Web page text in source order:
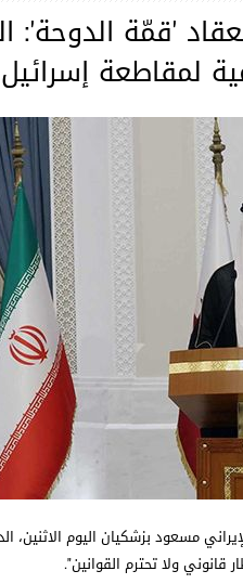
'قمّة الدوحة':
لمقاطعة إسرائيل
مسعود بزشكيان اليوم
قانوني ولا تحترم القوانين".